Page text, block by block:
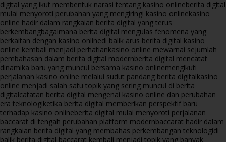
digital yang ikut membentuk narasi tentang kasino onlineberita digital
mulai menyoroti perubahan yang mengiringi kasino onlinekasino
online hadir dalam rangkaian berita digital yang terus
berkembangbagaimana berita digital mengulas fenomena yang
berkaitan dengan kasino onlinedi balik arus berita digital kasino
online kembali menjadi perhatiankasino online mewarnai sejumlah
pembahasan dalam berita digital modernberita digital mencatat
dinamika baru yang muncul bersama kasino onlinemengikuti
perjalanan kasino online melalui sudut pandang berita digitalkasino
online menjadi salah satu topik yang sering muncul di berita
digitalcatatan berita digital mengenai kasino online dan perubahan
era teknologiketika berita digital memberikan perspektif baru
terhadap kasino onlineberita digital mulai menyoroti perjalanan
baccarat di tengah perubahan platform modernbaccarat hadir dalam
rangkaian berita digital yang membahas perkembangan teknologidi
balik berita digital baccarat kembali menjadi topik yang banyak